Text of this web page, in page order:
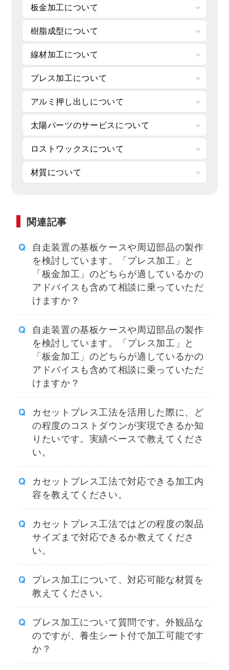
板金加工について
樹脂成型について
線材加工について
プレス加工について
アルミ押し出しについて
太陽パーツのサービスについて
ロストワックスについて
材質について
関連記事
自走装置の基板ケースや周辺部品の製作
を検討しています。「プレス加工」と
「板金加工」のどちらが適しているかの
アドバイスも含めて相談に乗っていただ
けますか？
自走装置の基板ケースや周辺部品の製作
を検討しています。「プレス加工」と
「板金加工」のどちらが適しているかの
アドバイスも含めて相談に乗っていただ
けますか？
カセットプレス工法を活用した際に、ど
の程度のコストダウンが実現できるか知
りたいです。実績ベースで教えてくださ
い。
カセットプレス工法で対応できる加工内
容を教えてください。
カセットプレス工法ではどの程度の製品
サイズまで対応できるか教えてくださ
い。
プレス加工について、対応可能な材質を
教えてください。
プレス加工について質問です。外観品な
のですが、養生シート付で加工可能です
か？